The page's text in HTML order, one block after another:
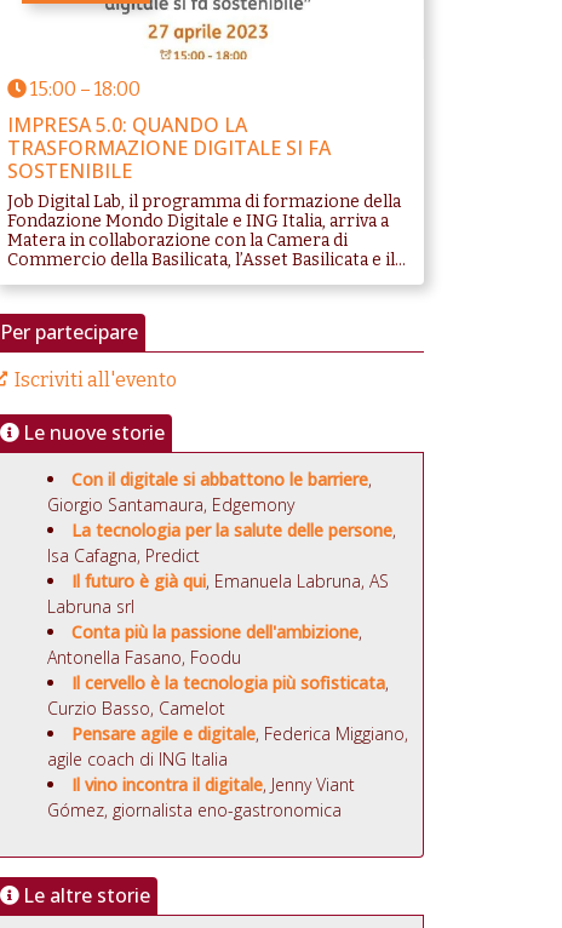
15:00 – 18:00
IMPRESA 5.0: QUANDO LA
TRASFORMAZIONE DIGITALE SI FA
SOSTENIBILE
Job Digital Lab, il programma di formazione della
Fondazione Mondo Digitale e ING Italia, arriva a
Matera in collaborazione con la Camera di
Commercio della Basilicata, l’Asset Basilicata e il...
Per partecipare
Iscriviti all'evento
Le nuove storie
Con il digitale si abbattono le barriere,
Giorgio Santamaura, Edgemony
La tecnologia per la salute delle persone,
Isa Cafagna, Predict
Il futuro è già qui, Emanuela Labruna, AS
Labruna srl
Conta più la passione dell'ambizione,
Antonella Fasano, Foodu
Il cervello è la tecnologia più sofisticata,
Curzio Basso, Camelot
Pensare agile e digitale, Federica Miggiano,
agile coach di ING Italia
Il vino incontra il digitale, Jenny Viant
Gómez, giornalista eno-gastronomica
Le altre storie